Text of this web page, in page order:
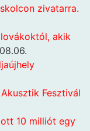
zivatarra.
akik
Fesztivál
10 milliót egy